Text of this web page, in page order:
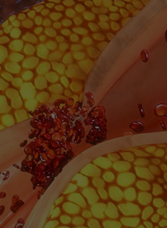
Contact met
Het Wilhelmina
Kinderziekenhuis